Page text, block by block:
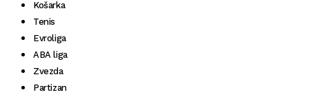
Košarka
Tenis
Evroliga
ABA liga
Zvezda
Partizan